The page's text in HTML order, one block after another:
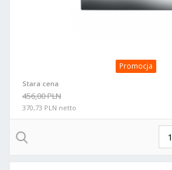
Promocja
Stara cena
456,00 PLN
370,73 PLN netto